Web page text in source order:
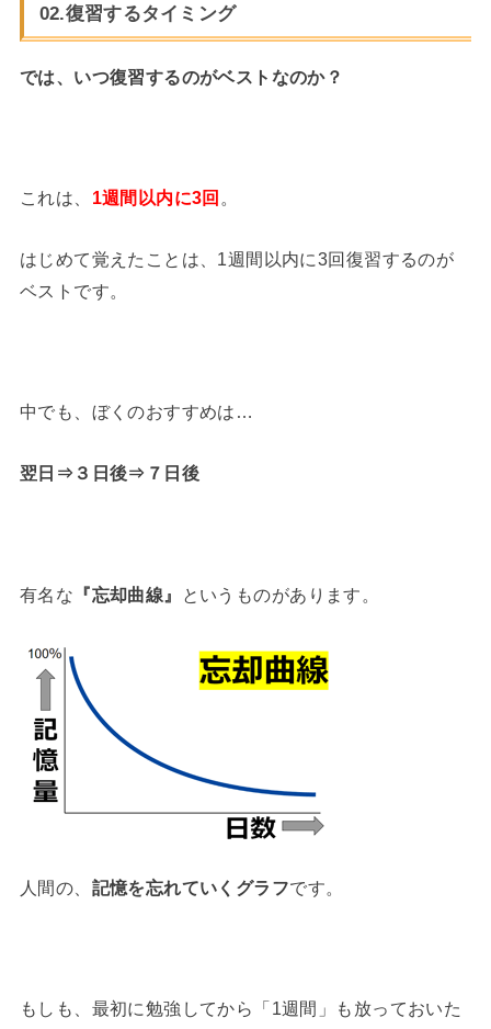
02.復習するタイミング
では、いつ復習するのがベストなのか？
これは、 1週間以内に3回 。
はじめて覚えたことは、1週間以内に3回復習するのが
ベストです。
中でも、ぼくのおすすめは…
翌日⇒３日後⇒７日後
有名な 『忘却曲線』 というものがあります。
人間の、 記憶を忘れていくグラフです。
もしも、最初に勉強してから「1週間」も放っておいた